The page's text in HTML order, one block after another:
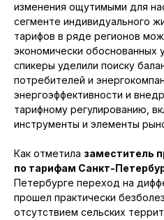
изменения ощутимыми для
сегменте индивидуального
тарифов в ряде регионов
экономически обоснованных
спикеры уделили поиску
потребителей и
энергоэффективности и
тарифному регулированию,
инструменты и элементы
Как отметила заместитель
по тарифам Санкт-
Петербурге переход на
прошел практически
отсутствием сельских